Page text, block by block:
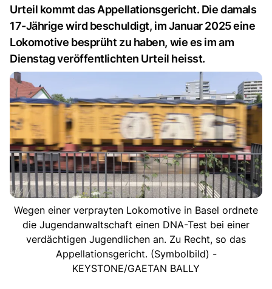
Urteil kommt das Appellationsgericht. Die damals
17-Jährige wird beschuldigt, im Januar 2025 eine
Lokomotive besprüht zu haben, wie es im am
Dienstag veröffentlichten Urteil heisst.
Wegen einer verprayten Lokomotive in Basel ordnete
die Jugendanwaltschaft einen DNA-Test bei einer
verdächtigen Jugendlichen an. Zu Recht, so das
Appellationsgericht. (Symbolbild) -
KEYSTONE/GAETAN BALLY